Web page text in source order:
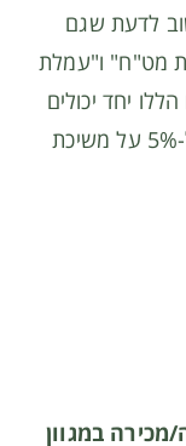
לדעת שגם
מט"ח" ו"עמלת
יחד יכולים
להביא אותנו לשלם עמלה של בין 1% ל-5% על משיכת
מכירה במגוון